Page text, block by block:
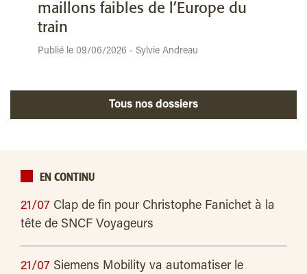
maillons faibles de l’Europe du
train
Publié le 09/06/2026 - Sylvie Andreau
Tous nos dossiers
EN CONTINU
21/07 Clap de fin pour Christophe Fanichet à la
tête de SNCF Voyageurs
21/07 Siemens Mobility va automatiser le